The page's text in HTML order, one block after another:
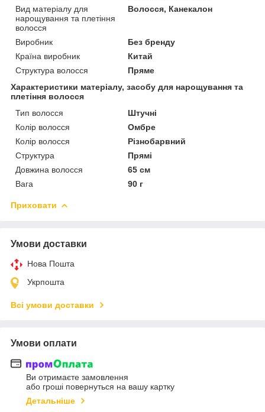
Вид матеріалу для
нарощування та плетіння
волосся
Волосся, Канекалон
Виробник
Без бренду
Країна виробник
Китай
Структура волосся
Пряме
Характеристики матеріалу, засобу для нарощування та
плетіння волосся
Тип волосся
Штучні
Колір волосся
Омбре
Колір волосся
Різнобарвний
Структура
Прямі
Довжина волосся
65 см
Вага
90 г
Приховати
Умови доставки
Нова Пошта
Укрпошта
Всі умови доставки
Умови оплати
Ви отримаєте замовлення
або гроші повернуться на вашу картку
Детальніше